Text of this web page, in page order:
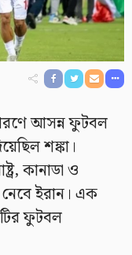
আসন্ন ফুটবল
শঙ্কা।
কানাডা ও
ইরান। এক
ফুটবল